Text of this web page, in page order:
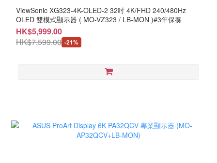
ViewSonic XG323-4K-OLED-2 32吋 4K/FHD 240/480Hz
OLED 雙模式顯示器 ( MO-VZ323 / LB-MON )#3年保養
HK$5,999.00
HK$7,599.00 -21%